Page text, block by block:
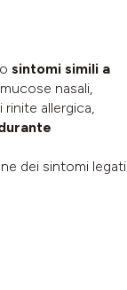
sintomi simili a
nasali,
allergica,
dei sintomi legati